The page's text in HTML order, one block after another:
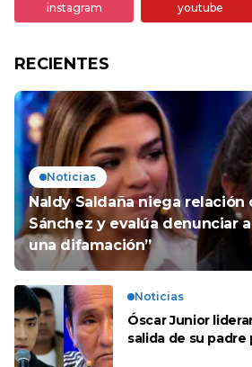
instagram youtube
RECIENTES
Noticias
Naldy Saldaña niega relación
Sánchez y evalúa denunciar a
una difamación”
Noticias
Óscar Junior
salida de su